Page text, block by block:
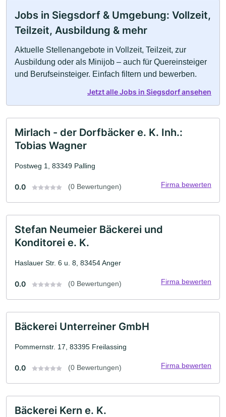
Jobs in Siegsdorf & Umgebung: Vollzeit,
Teilzeit, Ausbildung & mehr
Aktuelle Stellenangebote in Vollzeit, Teilzeit, zur
Ausbildung oder als Minijob – auch für Quereinsteiger
und Berufseinsteiger. Einfach filtern und bewerben.
Jetzt alle Jobs in Siegsdorf ansehen
Mirlach - der Dorfbäcker e. K. Inh.:
Tobias Wagner
Postweg 1, 83349 Palling
0.0 (0 Bewertungen) Firma bewerten
Stefan Neumeier Bäckerei und
Konditorei e. K.
Haslauer Str. 6 u. 8, 83454 Anger
0.0 (0 Bewertungen) Firma bewerten
Bäckerei Unterreiner GmbH
Pommernstr. 17, 83395 Freilassing
0.0 (0 Bewertungen) Firma bewerten
Bäckerei Kern e. K.